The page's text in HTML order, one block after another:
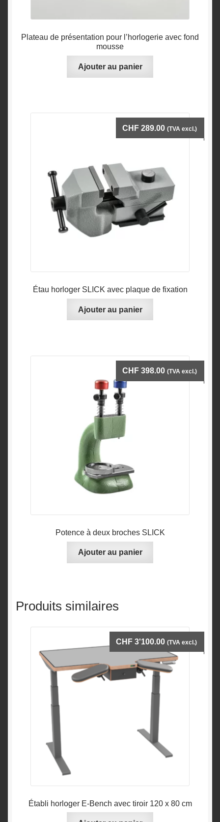
Plateau de présentation pour l’horlogerie avec fond
mousse
Ajouter au panier
Étau horloger SLICK avec plaque de fixation
CHF 289.00 (TVA excl.)
Ajouter au panier
Potence à deux broches SLICK
CHF 398.00 (TVA excl.)
Ajouter au panier
Produits similaires
Établi horloger E-Bench avec tiroir 120 x 80 cm
CHF 3'100.00 (TVA excl.)